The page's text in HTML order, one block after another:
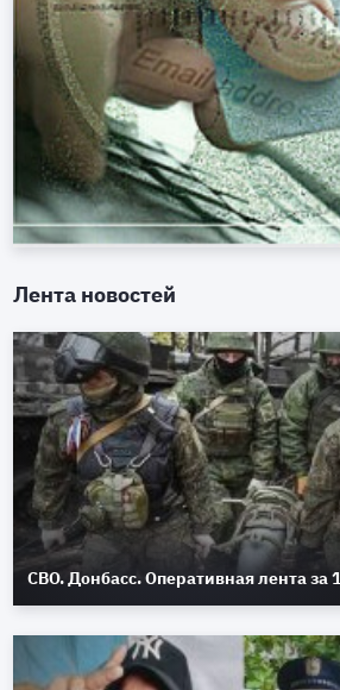
Лента новостей
СВО. Донбасс. Оперативная лента за